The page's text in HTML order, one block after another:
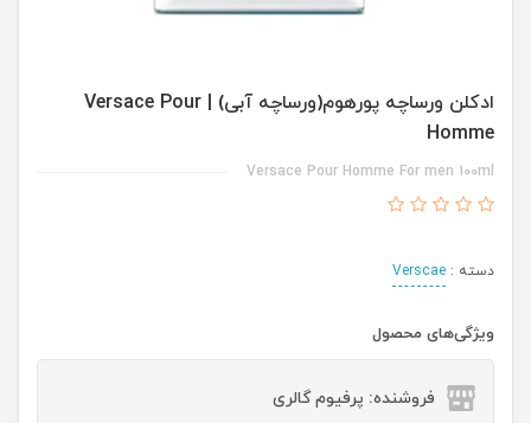
ادکلن ورساچه پورهوم(ورساچه آبی) | Versace Pour
Homme
Versace Pour Homme For men 100ml
دسته : Verscae
ویژگی‌های محصول
فروشنده: پرفیوم گالری